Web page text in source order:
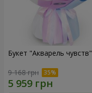
Букет "Акварель чувств"
9 168 грн